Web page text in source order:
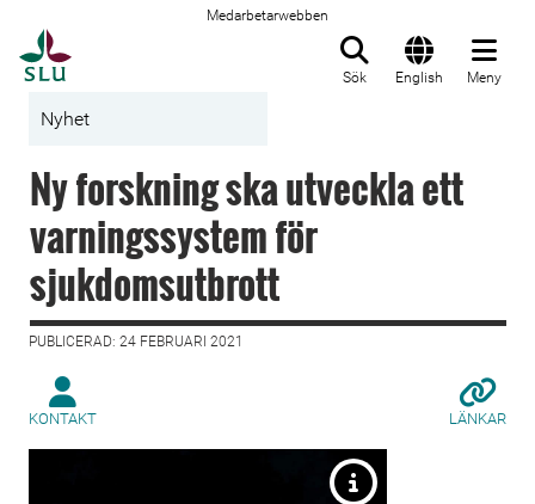
Medarbetarwebben
Sök English Meny
Nyhet
Ny forskning ska utveckla ett
varningssystem för
sjukdomsutbrott
PUBLICERAD: 24 FEBRUARI 2021
KONTAKT LÄNKAR